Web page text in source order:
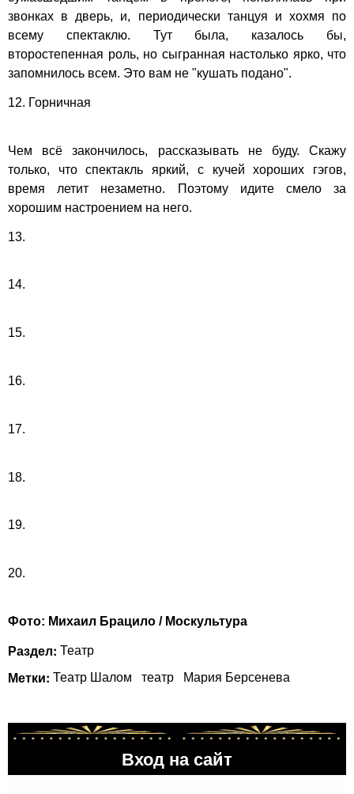
звонках в дверь, и, периодически танцуя и хохмя по
всему спектаклю. Тут была, казалось бы,
второстепенная роль, но сыгранная настолько ярко, что
запомнилось всем. Это вам не "кушать подано".
12. Горничная
Чем всё закончилось, рассказывать не буду. Скажу
только, что спектакль яркий, с кучей хороших гэгов,
время летит незаметно. Поэтому идите смело за
хорошим настроением на него.
13.
14.
15.
16.
17.
18.
19.
20.
Фото: Михаил Брацило / Москультура
Раздел: Театр
Метки: Театр Шалом театр Мария Берсенева
Вход на сайт